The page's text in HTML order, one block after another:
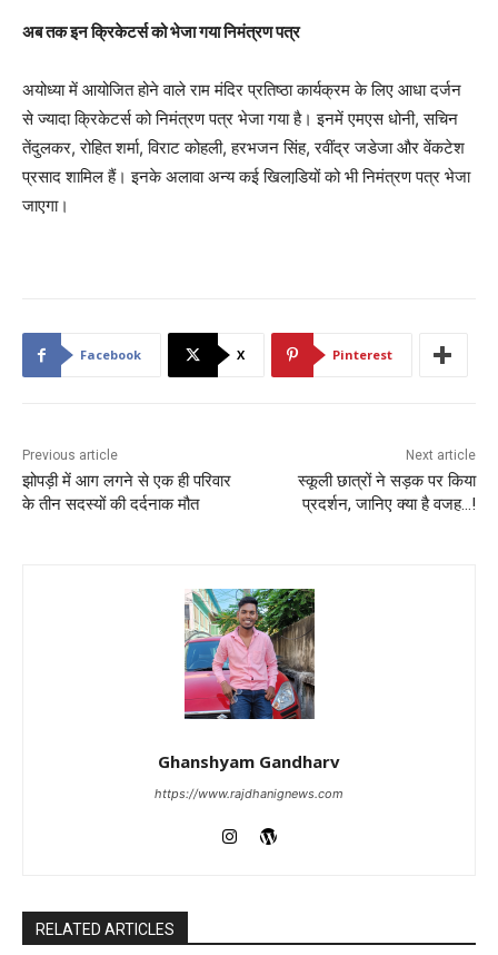
अब तक इन क्रिकेटर्स को भेजा गया निमंत्रण पत्र
अयोध्‍या में आयोजित होने वाले राम मंदिर प्रतिष्‍ठा कार्यक्रम के लिए आधा दर्जन
से ज्‍यादा क्रिकेटर्स को निमंत्रण पत्र भेजा गया है। इनमें एमएस धोनी, सचिन
तेंदुलकर, रोहित शर्मा, विराट कोहली, हरभजन सिंह, रवींद्र जडेजा और वेंकटेश
प्रसाद शामिल हैं। इनके अलावा अन्‍य कई खिलाडि़यों को भी निमंत्रण पत्र भेजा
जाएगा।
Facebook X Pinterest
Previous article
झोपड़ी में आग लगने से एक ही परिवार
के तीन सदस्यों की दर्दनाक मौत
Next article
स्कूली छात्रों ने सड़क पर किया
प्रदर्शन, जानिए क्या है वजह…!
Ghanshyam Gandharv
https://www.rajdhanignews.com
RELATED ARTICLES